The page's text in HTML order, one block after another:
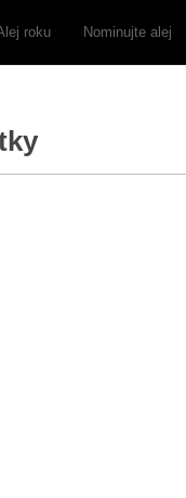
roku Nominujte alej